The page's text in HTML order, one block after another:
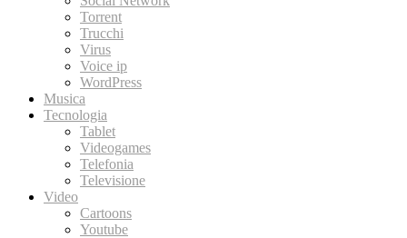
Torrent
Trucchi
Virus
Voice ip
WordPress
Musica
Tecnologia
Tablet
Videogames
Telefonia
Televisione
Video
Cartoons
Youtube